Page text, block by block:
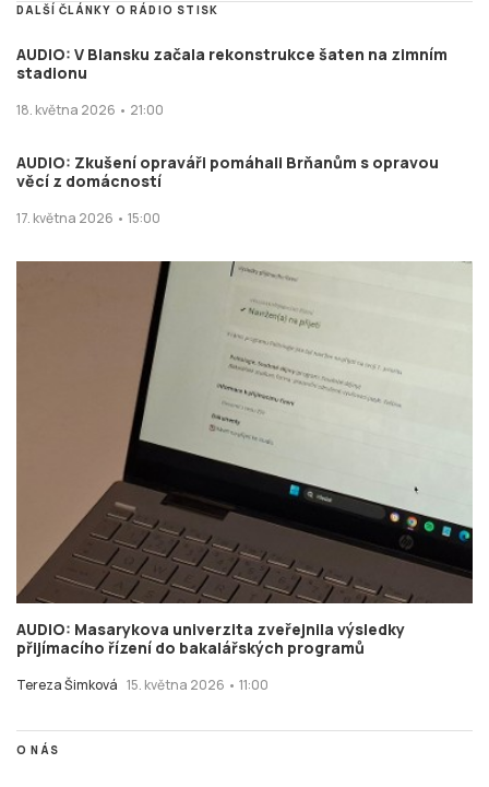
DALŠÍ ČLÁNKY O RÁDIO STISK
AUDIO: V Blansku začala rekonstrukce šaten na zimním
stadionu
18. května 2026 • 21:00
AUDIO: Zkušení opraváři pomáhali Brňanům s opravou
věcí z domácností
17. května 2026 • 15:00
AUDIO: Masarykova univerzita zveřejnila výsledky
přijímacího řízení do bakalářských programů
Tereza Šimková 15. května 2026 • 11:00
O NÁS